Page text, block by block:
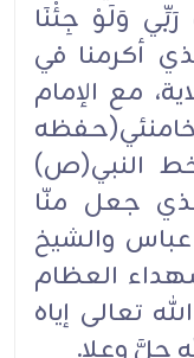
وَلَوْ جِئْنَا
أكرمنا في
مع الإمام
خط النبي(ص)
جعل منّا
والشيخ
العظام
تعالى إياه